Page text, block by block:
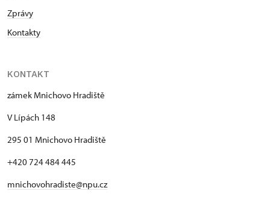
Zprávy
Kontakty
KONTAKT
zámek Mnichovo Hradiště
V Lípách 148
295 01 Mnichovo Hradiště
+420 724 484 445
mnichovohradiste@npu.cz